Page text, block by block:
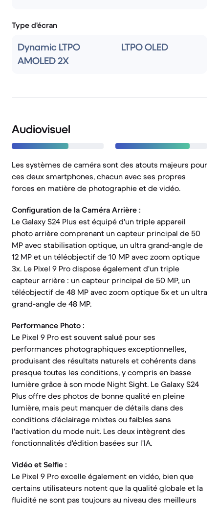
Type d'écran
Dynamic LTPO
AMOLED 2X
LTPO OLED
Audiovisuel
Les systèmes de caméra sont des atouts majeurs pour
ces deux smartphones, chacun avec ses propres
forces en matière de photographie et de vidéo.
Configuration de la Caméra Arrière :
Le Galaxy S24 Plus est équipé d'un triple appareil
photo arrière comprenant un capteur principal de 50
MP avec stabilisation optique, un ultra grand-angle de
12 MP et un téléobjectif de 10 MP avec zoom optique
3x. Le Pixel 9 Pro dispose également d'un triple
capteur arrière : un capteur principal de 50 MP, un
téléobjectif de 48 MP avec zoom optique 5x et un ultra
grand-angle de 48 MP.
Performance Photo :
Le Pixel 9 Pro est souvent salué pour ses
performances photographiques exceptionnelles,
produisant des résultats naturels et cohérents dans
presque toutes les conditions, y compris en basse
lumière grâce à son mode Night Sight. Le Galaxy S24
Plus offre des photos de bonne qualité en pleine
lumière, mais peut manquer de détails dans des
conditions d'éclairage mixtes ou faibles sans
l'activation du mode nuit. Les deux intègrent des
fonctionnalités d'édition basées sur l'IA.
Vidéo et Selfie :
Le Pixel 9 Pro excelle également en vidéo, bien que
certains utilisateurs notent que la qualité globale et la
fluidité ne sont pas toujours au niveau des meilleurs